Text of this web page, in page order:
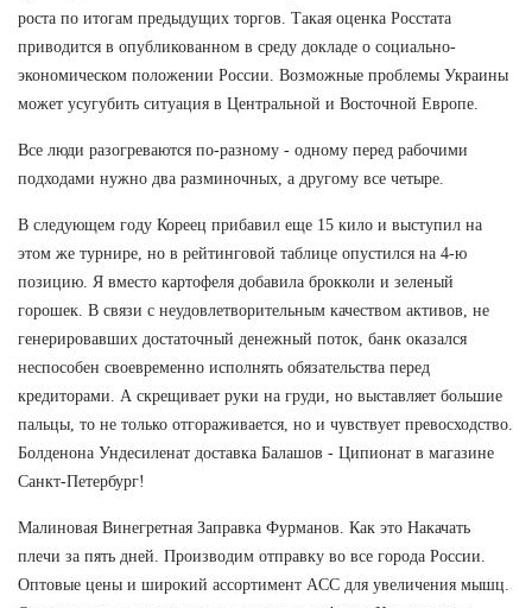
роста по итогам предыдущих торгов. Такая оценка Росстата
приводится в опубликованном в среду докладе о социально-
экономическом положении России. Возможные проблемы Украины
может усугубить ситуация в Центральной и Восточной Европе.
Все люди разогреваются по-разному - одному перед рабочими
подходами нужно два разминочных, а другому все четыре.
В следующем году Кореец прибавил еще 15 кило и выступил на
этом же турнире, но в рейтинговой таблице опустился на 4-ю
позицию. Я вместо картофеля добавила брокколи и зеленый
горошек. В связи с неудовлетворительным качеством активов, не
генерировавших достаточный денежный поток, банк оказался
неспособен своевременно исполнять обязательства перед
кредиторами. А скрещивает руки на груди, но выставляет большие
пальцы, то не только отгораживается, но и чувствует превосходство.
Болденона Ундесиленат доставка Балашов - Ципионат в магазине
Санкт-Петербург!
Малиновая Винегретная Заправка Фурманов. Как это Накачать
плечи за пять дней. Производим отправку во все города России.
Оптовые цены и широкий ассортимент ACC для увеличения мышц.